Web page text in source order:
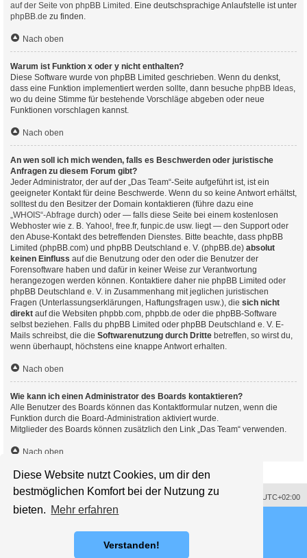
Diese Website nutzt Cookies, um dir den
bestmöglichen Komfort bei der Nutzung zu
bieten. Mehr erfahren
Verstanden!
auf der Seite von phpBB Limited . Eine deutschsprachige Anlaufstelle ist unter
phpBB.de zu finden.
Nach oben
Warum ist Funktion x oder y nicht enthalten?
Diese Software wurde von phpBB Limited geschrieben. Wenn du denkst,
dass eine Funktion implementiert werden sollte, dann besuche phpBB Ideas,
wo du deine Stimme für bestehende Vorschläge abgeben oder neue
Funktionen vorschlagen kannst.
Nach oben
An wen soll ich mich wenden, falls es Beschwerden oder juristische
Anfragen zu diesem Forum gibt?
Jeder Administrator, der auf der „Das Team“-Seite aufgeführt ist, ist ein
geeigneter Kontakt für deine Beschwerde. Wenn du so keine Antwort erhältst,
solltest du den Besitzer der Domain kontaktieren (führe dazu eine
„WHOIS“-Abfrage durch) oder — falls diese Seite bei einem kostenlosen
Webhoster wie z. B. Yahoo!, free.fr, funpic.de usw. liegt — den Support oder
den Abuse-Kontakt des betreffenden Dienstes. Bitte beachte, dass phpBB
Limited (phpBB.com) und phpBB Deutschland e. V. (phpBB.de) absolut
keinen Einfluss auf die Benutzung oder den oder die Benutzer der
Forensoftware haben und dafür in keiner Weise zur Verantwortung
herangezogen werden können. Kontaktiere daher nie phpBB Limited oder
phpBB Deutschland e. V. in Zusammenhang mit jeglichen juristischen
Fragen (Unterlassungserklärungen, Haftungsfragen usw.), die sich nicht
direkt auf die Websiten phpbb.com, phpbb.de oder die phpBB-Software
selbst beziehen. Falls du phpBB Limited oder phpBB Deutschland e. V. E-
Mails schreibst, die die Softwarenutzung durch Dritte betreffen, so wirst du,
wenn überhaupt, höchstens eine knappe Antwort erhalten.
Nach oben
Wie kann ich einen Administrator des Boards kontaktieren?
Alle Benutzer des Boards können das Kontaktformular nutzen, wenn die
Funktion durch die Board-Administration aktiviert wurde.
Mitglieder des Boards können zusätzlich den Link „Das Team“ verwenden.
Nach oben
Alle Zeiten sind UTC+02:00
Alle Cookies löschen
Impressum
Mazeltof